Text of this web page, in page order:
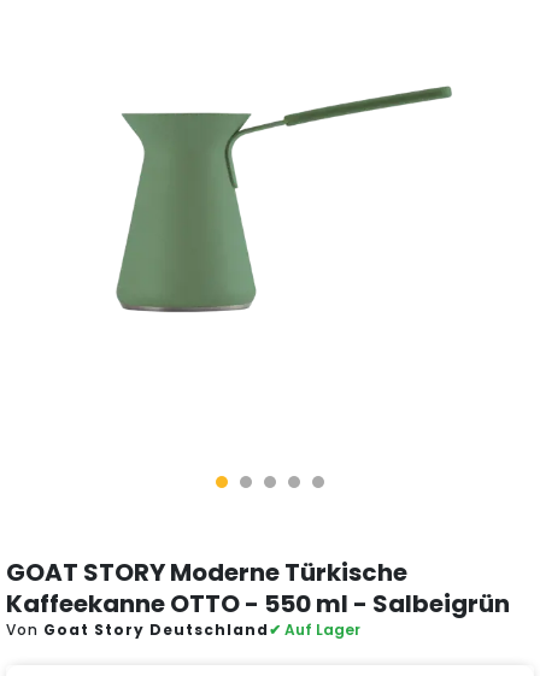
GOAT STORY Moderne Türkische
Kaffeekanne OTTO - 550 ml - Salbeigrün
Von Goat Story Deutschland✔ Auf Lager